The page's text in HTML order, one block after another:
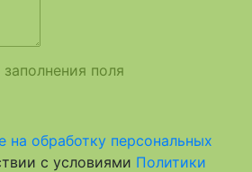
поля
на обработку персональных
с условиями Политики